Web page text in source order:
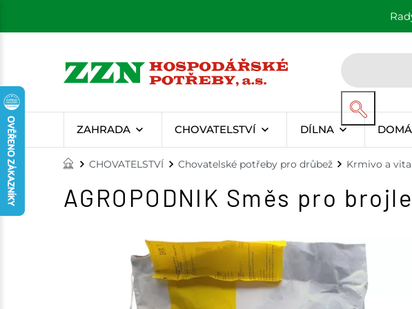
ZAHRADA CHOVATELSTVÍ DÍLNA
CHOVATELSTVÍ Chovatelské potřeby pro drůbež Krmivo a
AGROPODNIK Směs pro